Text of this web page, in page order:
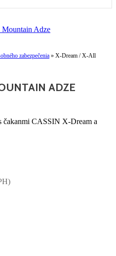
zabezpečenia » X-Dream / X-All
ADZE
čakanmi CASSIN X-Dream a